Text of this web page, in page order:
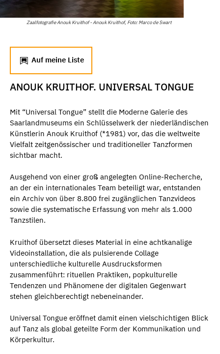
Zaalfotografie Anouk Kruithof - Anouk Kruithof, Foto: Marco de Swart
Auf meine Liste
ANOUK KRUITHOF. UNIVERSAL TONGUE
Mit “Universal Tongue” stellt die Moderne Galerie des
Saarlandmuseums ein Schlüsselwerk der niederländischen
Künstlerin Anouk Kruithof (*1981) vor, das die weltweite
Vielfalt zeitgenössischer und traditioneller Tanzformen
sichtbar macht.
Ausgehend von einer groß angelegten Online-Recherche,
an der ein internationales Team beteiligt war, entstanden
ein Archiv von über 8.800 frei zugänglichen Tanzvideos
sowie die systematische Erfassung von mehr als 1.000
Tanzstilen.
Kruithof übersetzt dieses Material in eine achtkanalige
Videoinstallation, die als pulsierende Collage
unterschiedliche kulturelle Ausdrucksformen
zusammenführt: rituellen Praktiken, popkulturelle
Tendenzen und Phänomene der digitalen Gegenwart
stehen gleichberechtigt nebeneinander.
Universal Tongue eröffnet damit einen vielschichtigen Blick
auf Tanz als global geteilte Form der Kommunikation und
Körperkultur.